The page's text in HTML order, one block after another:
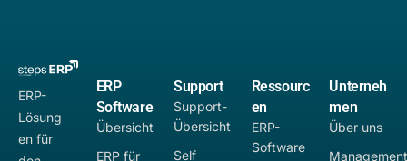
ERP-
Lösung
en für
ERP
Software
Übersicht
ERP für
Support
Support-
Übersicht
Self
Ressourc
en
ERP-
Software
Unterneh
men
Über uns